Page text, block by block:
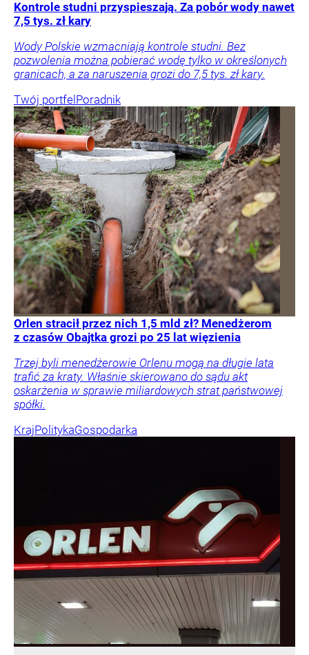
Kontrole studni przyspieszają. Za pobór wody nawet
7,5 tys. zł kary
Wody Polskie wzmacniają kontrole studni. Bez
pozwolenia można pobierać wodę tylko w określonych
granicach, a za naruszenia grozi do 7,5 tys. zł kary.
Twój portfel Poradnik
Orlen stracił przez nich 1,5 mld zł? Menedżerom
z czasów Obajtka grozi po 25 lat więzienia
Trzej byli menedżerowie Orlenu mogą na długie lata
trafić za kraty. Właśnie skierowano do sądu akt
oskarżenia w sprawie miliardowych strat państwowej
spółki.
KrajPolitykaGospodarka